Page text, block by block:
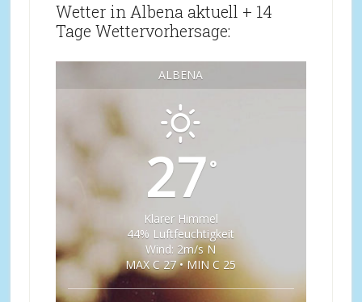
Wetter in Albena aktuell + 14
Tage Wettervorhersage:
ALBENA
27°
Klarer Himmel
44% Luftfeuchtigkeit
Wind: 2m/s N
MAX C 27 • MIN C 25